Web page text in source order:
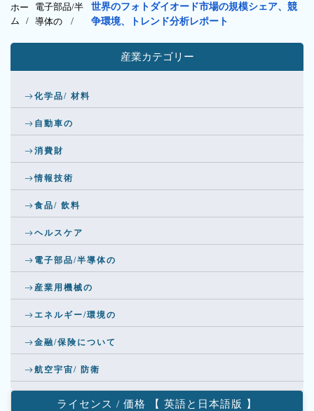
ホー
ム /
電子部品/半
導体の /
世界のフォトダイオード市場の規模シェア、競
争環境、トレンド分析レポート
産業カテゴリー
化学品/ 材料
自動車の
消費財
情報技術
食品/ 飲料
ヘルスケア
電子部品/半導体の
産業用機械の
エネルギー/環境の
金融/保険について
航空宇宙/ 防衛
ライセンス / 価格 【 英語と日本語版 】